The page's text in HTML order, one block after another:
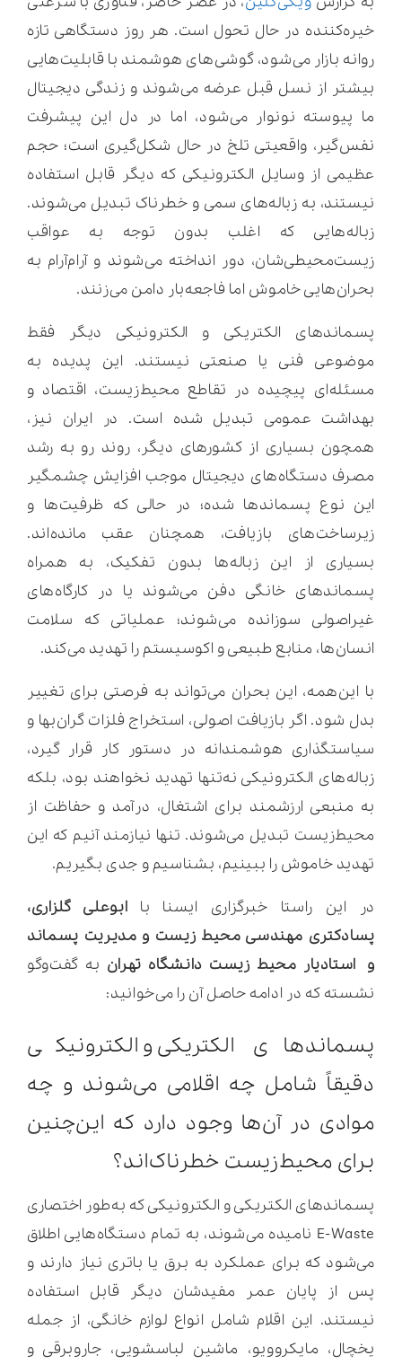
خیره‌کننده در حال تحول است. هر روز دستگاهی تازه
روانه بازار می‌شود، گوشی‌های هوشمند با قابلیت‌هایی
بیشتر از نسل قبل عرضه می‌شوند و زندگی دیجیتال
ما پیوسته نونوار می‌شود، اما در دل این پیشرفت
نفس‌گیر، واقعیتی تلخ در حال شکل‌گیری است؛ حجم
عظیمی از وسایل الکترونیکی که دیگر قابل استفاده
نیستند، به زباله‌های سمی و خطرناک تبدیل می‌شوند.
زباله‌هایی که اغلب بدون توجه به عواقب
زیست‌محیطی‌شان، دور انداخته می‌شوند و آرام‌آرام به
بحران‌هایی خاموش اما فاجعه‌بار دامن می‌زنند.
پسماندهای الکتریکی و الکترونیکی دیگر فقط
موضوعی فنی یا صنعتی نیستند. این پدیده به
مسئله‌ای پیچیده در تقاطع محیط‌زیست، اقتصاد و
بهداشت عمومی تبدیل شده است. در ایران نیز،
همچون بسیاری از کشورهای دیگر، روند رو به رشد
مصرف دستگاه‌های دیجیتال موجب افزایش چشمگیر
این نوع پسماندها شده؛ در حالی که ظرفیت‌ها و
زیرساخت‌های بازیافت، همچنان عقب مانده‌اند.
بسیاری از این زباله‌ها بدون تفکیک، به همراه
پسماندهای خانگی دفن می‌شوند یا در کارگاه‌های
غیراصولی سوزانده می‌شوند؛ عملیاتی که سلامت
انسان‌ها، منابع طبیعی و اکوسیستم را تهدید می‌کند.
با این‌همه، این بحران می‌تواند به فرصتی برای تغییر
بدل شود. اگر بازیافت اصولی، استخراج فلزات گران‌بها و
سیاستگذاری هوشمندانه در دستور کار قرار گیرد،
زباله‌های الکترونیکی نه‌تنها تهدید نخواهند بود، بلکه
به منبعی ارزشمند برای اشتغال، درآمد و حفاظت از
محیط‌زیست تبدیل می‌شوند. تنها نیازمند آنیم که این
تهدید خاموش را ببینیم، بشناسیم و جدی بگیریم.
در این راستا خبرگزاری ایسنا با ابوعلی گلزاری،
پسادکتری مهندسی محیط زیست و مدیریت پسماند
و استادیار محیط زیست دانشگاه تهران به گفت‌وگو
نشسته که در ادامه حاصل آن را می‌خوانید:
پسماندهای الکتریکی و الکترونیکی
دقیقاً شامل چه اقلامی می‌شوند و چه
موادی در آن‌ها وجود دارد که این‌چنین
برای محیط‌زیست خطرناک‌اند؟
پسماندهای الکتریکی و الکترونیکی که به‌طور اختصاری
E-Waste نامیده می‌شوند، به تمام دستگاه‌هایی اطلاق
می‌شود که برای عملکرد به برق یا باتری نیاز دارند و
پس از پایان عمر مفیدشان دیگر قابل استفاده
نیستند. این اقلام شامل انواع لوازم خانگی، از جمله
یخچال، مایکروویو، ماشین لباسشویی، جاروبرقی و